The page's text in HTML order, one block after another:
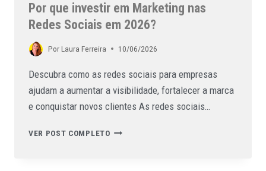
Por que investir em Marketing nas
Redes Sociais em 2026?
PorLaura Ferreira 10/06/2026
Descubra como as redes sociais para empresas
ajudam a aumentar a visibilidade, fortalecer a marca
e conquistar novos clientes As redes sociais…
VER POST COMPLETO